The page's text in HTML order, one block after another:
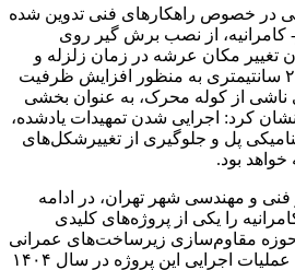
در خصوص راهکارهای فنی تدوین شده
از نصب برش گیر روی
تغییر مکان عرشه در زمان زلزله و
تقویت کوله‌ها با لایه بتنی ۲۰ سانتیمتری به منظور افزایش ظرفیت
ناشی از کوله محرک، به عنوان بخشی
کرد: اجرایی شدن تمهیدات یادشده،
پل و جلوگیری از تغییرشکل‌های
بود.
و مهندسی شهر تهران، در ادامه
را یکی از پروژه‌های کلیدی
مقاوم‌سازی زیرساخت‌های عمرانی
خواند و ابراز امیدواری کرد عملیات اجرایی این پروژه در سال ۱۴۰۴